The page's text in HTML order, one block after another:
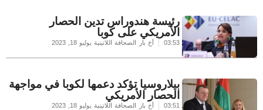
رئيسة هندوراس تدين الحصار
الأمريكي على كوبا
03:53 أخ بار الصحافة اللاتينية يوليو 18, 2023
بيلاروسيا تؤكد دعمها لكوبا في مواجهة
الحصار الأمريكي
03:51 أخ بار الصحافة اللاتينية يوليو 18, 2023